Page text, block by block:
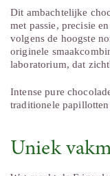
Dit ambachtelijke
met passie, precisie
volgens de hoogste
originele
laboratorium, dat
Intense pure
traditionele
Uniek